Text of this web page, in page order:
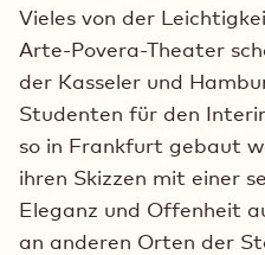
Vieles von der
Arte-Povera-Theater
der Kasseler und
Studenten für den
so in Frankfurt gebaut
ihren Skizzen mit einer
Eleganz und Offenheit
an anderen Orten der